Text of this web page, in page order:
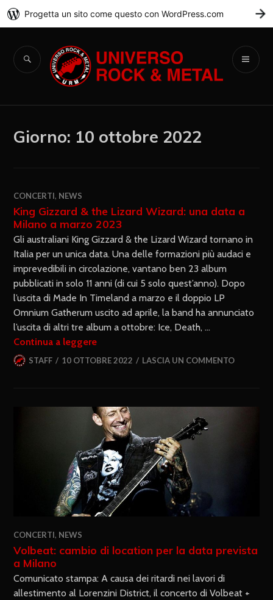
Universo Rock &
Metal
Giorno: 10 ottobre 2022
CONCERTI, NEWS
King Gizzard & the Lizard Wizard: una data a
Milano a marzo 2023
Gli australiani King Gizzard & the Lizard Wizard tornano in
Italia per un unica data. Una delle formazioni più audaci e
imprevedibili in circolazione, vantano ben 23 album
pubblicati in solo 11 anni (di cui 5 solo quest’anno). Dopo
l’uscita di Made In Timeland a marzo e il doppio LP
Omnium Gatherum uscito ad aprile, la band ha annunciato
l’uscita di altri tre album a ottobre: Ice, Death, …
Continua a leggere
STAFF 10 OTTOBRE 2022 LASCIA UN COMMENTO
CONCERTI, NEWS
Volbeat: cambio di location per la data prevista
a Milano
Comunicato stampa: A causa dei ritardi nei lavori di
allestimento al Lorenzini District, il concerto di Volbeat +
Progetta un sito come questo con WordPress.com